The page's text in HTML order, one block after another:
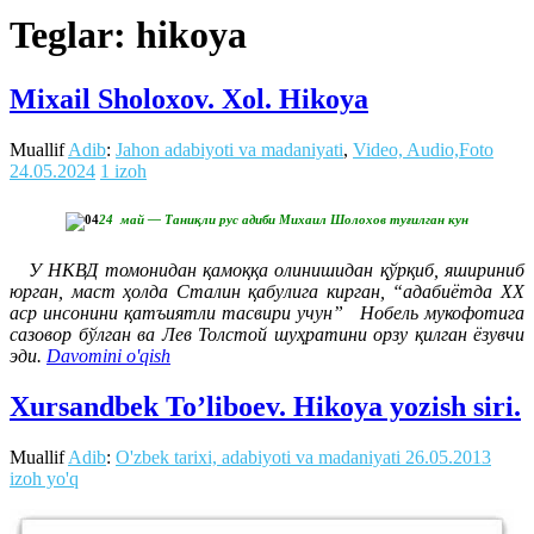
Teglar: hikoya
Mixail Sholoxov. Xol. Hikoya
MuallifAdib: Jahon adabiyoti va madaniyati, Video, Audio,Foto
24.05.2024 1 izoh
24 май — Таниқли рус адиби Михаил Шолохов туғилган кун
У НКВД томонидан қамоққа олинишидан қўрқиб, яшириниб
юрган, маст ҳолда Сталин қабулига кирган, “адабиётда ХХ
аср инсонини қатъиятли тасвири учун” Нобель мукофотига
сазовор бўлган ва Лев Толстой шуҳратини орзу қилган ёзувчи
эди. Davomini o'qish
Xursandbek To’liboev. Hikoya yozish siri.
MuallifAdib: O'zbek tarixi, adabiyoti va madaniyati 26.05.2013
izoh yo'q